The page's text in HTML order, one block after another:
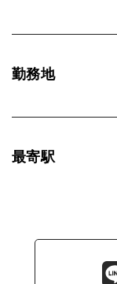
勤務地
最寄駅